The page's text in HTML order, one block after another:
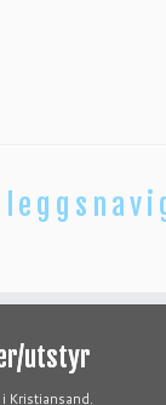
utstyr
Kristiansand.